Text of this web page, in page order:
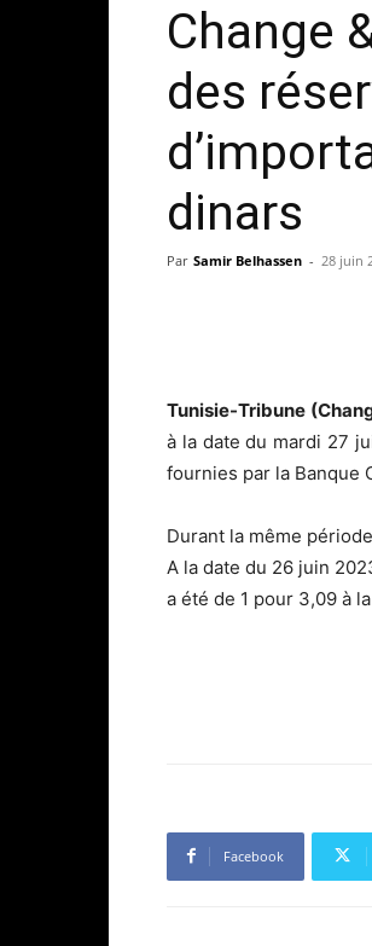
Change
des
dinars
Par Samir Belhassen - 28 juin
Tunisie-Tribune
à la date du mardi 27
fournies par la Banque
Durant la même
A la date du 26 juin
a été de 1 pour 3,09 à
Facebook